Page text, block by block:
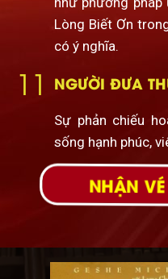
Lòng Biết Ơn
có ý nghĩa.
Sự phản chiếu
sống hạnh phúc,
11 NGƯỜI ĐƯA
NHẬN